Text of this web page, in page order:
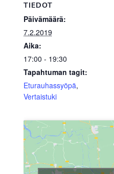
TIEDOT
Päivämäärä:
7.2.2019
Aika:
17:00 - 19:30
Tapahtuman tagit:
Eturauhassyöpä,
Vertaistuki